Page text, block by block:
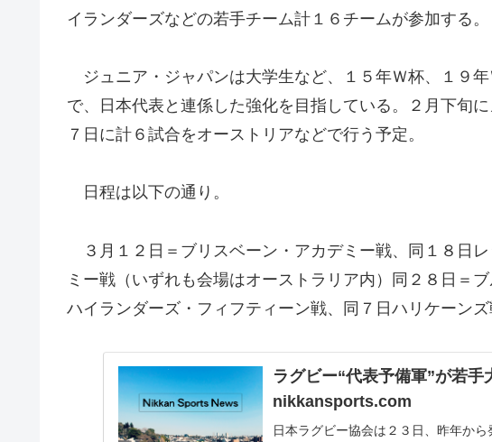
イランダーズなどの若手チーム計１６チームが参加する。
ジュニア・ジャパンは大学生など、１５年Ｗ杯、１９
で、日本代表と連係した強化を目指している。２月下旬
７日に計６試合をオーストリアなどで行う予定。
日程は以下の通り。
３月１２日＝ブリスベーン・アカデミー戦、同１８日
ミー戦（いずれも会場はオーストラリア内）同２８日＝
ハイランダーズ・フィフティーン戦、同７日ハリケーンズ
ラグビー“代表予備軍”が若
nikkansports.com
日本ラグビー協会は２３日、昨年か